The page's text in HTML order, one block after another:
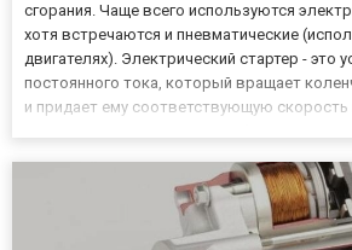
сгорания. Чаще всего используются
хотя встречаются и пневматические
двигателях). Электрический стартер - это
постоянного тока, который вращает
и придает ему соответствующую